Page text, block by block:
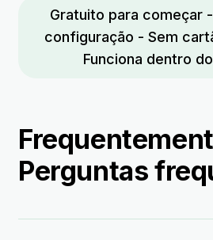
Gratuito para começar
configuração - Sem
Funciona dentro
Perguntas